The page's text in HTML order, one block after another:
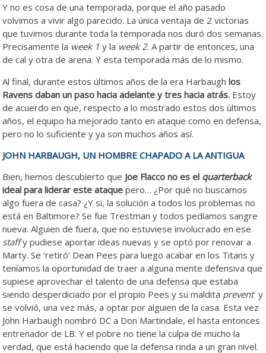
Y no es cosa de una temporada, porque el año pasado
volvimos a vivir algo parecido. La única ventaja de 2 victorias
que tuvimos durante toda la temporada nos duró dos semanas.
Precisamente la week 1 y la week 2. A partir de entonces, una
de cal y otra de arena. Y esta temporada más de lo mismo.
Al final, durante estos últimos años de la era Harbaugh los
Ravens daban un paso hacia adelante y tres hacia atrás. Estoy
de acuerdo en que, respecto a lo mostrado estos dos últimos
años, el equipo ha mejorado tanto en ataque como en defensa,
pero no lo suficiente y ya son muchos años así.
JOHN HARBAUGH, UN HOMBRE CHAPADO A LA ANTIGUA
Bien, hemos descubierto que Joe Flacco no es el quarterback
ideal para liderar este ataque pero… ¿Por qué no buscamos
algo fuera de casa? ¿Y si, la solución a todos los problemas no
está en Baltimore? Se fue Trestman y todos pedíamos sangre
nueva. Alguien de fuera, que no estuviese involucrado en ese
staffy pudiese aportar ideas nuevas y se optó por renovar a
Marty. Se ‘retiró’ Dean Pees para luego acabar en los Titans y
teníamos la oportunidad de traer a alguna mente defensiva que
supiese aprovechar el talento de una defensa que estaba
siendo desperdiciado por el propio Pees y su maldita prevent y
se volvió, una vez más, a optar por alguien de la casa. Esta vez
John Harbaugh nombró DC a Don Martindale, el hasta entonces
entrenador de LB. Y el pobre no tiene la culpa de mucho la
verdad, que está haciendo que la defensa rinda a un gran nivel.